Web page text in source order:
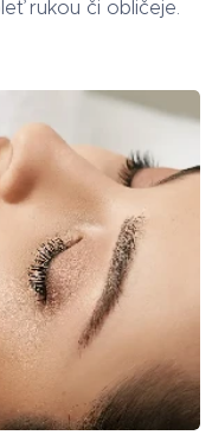
rukou či obličeje.